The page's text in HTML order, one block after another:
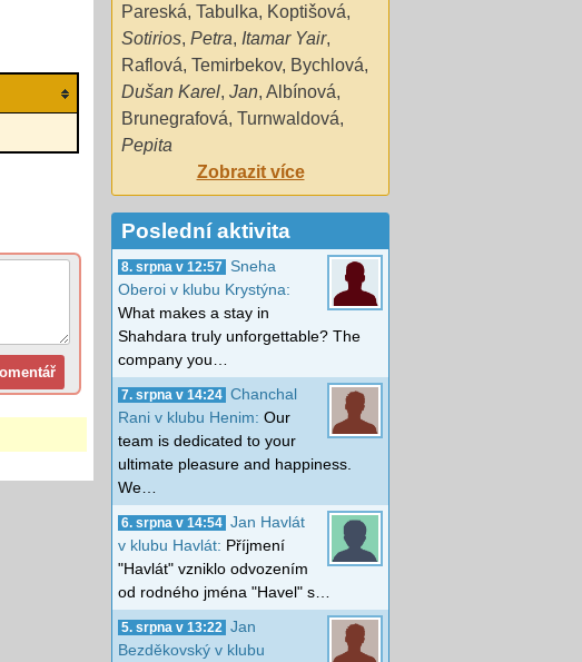
Pareská, Tabulka, Koptišová,
Sotirios, Petra, Itamar Yair,
Raflová, Temirbekov, Bychlová,
Dušan Karel, Jan, Albínová,
Brunegrafová, Turnwaldová,
Pepita
Zobrazit více
Poslední aktivita
8. srpna v 12:57
Sneha
Oberoi v klubu Krystýna:
What makes a stay in
Shahdara truly unforgettable? The
company you…
7. srpna v 14:24 Chanchal
Rani v klubu Henim: Our
team is dedicated to your
ultimate pleasure and happiness.
We…
6. srpna v 14:54 Jan Havlát
v klubu Havlát: Příjmení
"Havlát" vzniklo odvozením
od rodného jména "Havel" s…
5. srpna v 13:22
Jan
Bezděkovský v klubu